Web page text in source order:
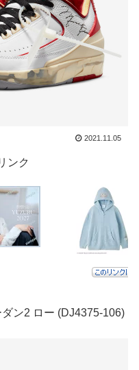
2021.11.05
ンク
ン2 ロー (DJ4375-106)